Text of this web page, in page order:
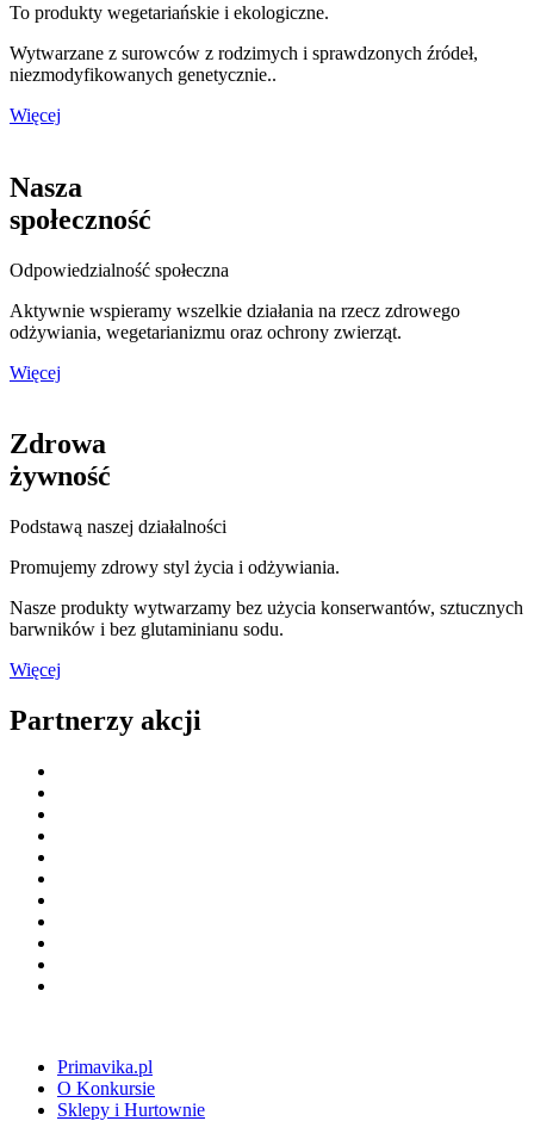
To produkty wegetariańskie i ekologiczne.
Wytwarzane z surowców z rodzimych i sprawdzonych źródeł,
niezmodyfikowanych genetycznie..
Więcej
Nasza
społeczność
Odpowiedzialność społeczna
Aktywnie wspieramy wszelkie działania na rzecz zdrowego
odżywiania, wegetarianizmu oraz ochrony zwierząt.
Więcej
Zdrowa
żywność
Podstawą naszej działalności
Promujemy zdrowy styl życia i odżywiania.
Nasze produkty wytwarzamy bez użycia konserwantów, sztucznych
barwników i bez glutaminianu sodu.
Więcej
Partnerzy akcji
Primavika.pl
O Konkursie
Sklepy i Hurtownie